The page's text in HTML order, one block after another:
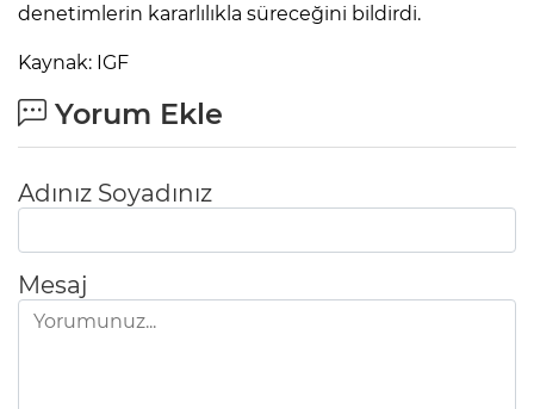
denetimlerin kararlılıkla süreceğini bildirdi.
Kaynak: IGF
Yorum Ekle
Adınız Soyadınız
Mesaj